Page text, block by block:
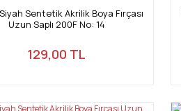
Sentetik Akrilik Boya Fırçası
Uzun Saplı 200F No: 14
129,00 TL